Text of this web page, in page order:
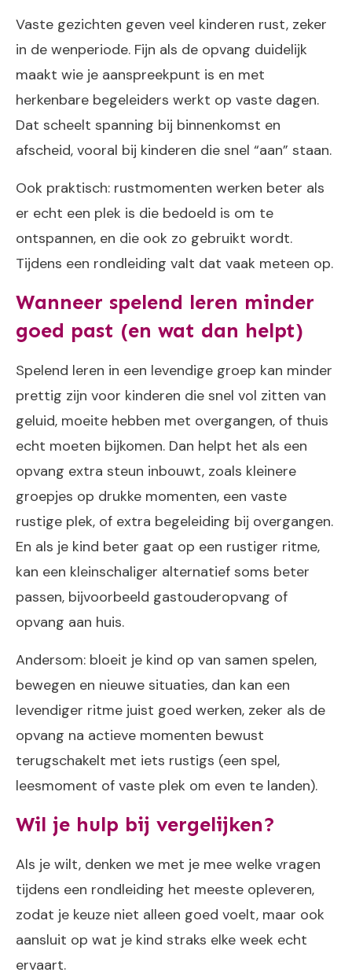
Vaste gezichten geven veel kinderen rust, zeker
in de wenperiode. Fijn als de opvang duidelijk
maakt wie je aanspreekpunt is en met
herkenbare begeleiders werkt op vaste dagen.
Dat scheelt spanning bij binnenkomst en
afscheid, vooral bij kinderen die snel “aan” staan.
Ook praktisch: rustmomenten werken beter als
er echt een plek is die bedoeld is om te
ontspannen, en die ook zo gebruikt wordt.
Tijdens een rondleiding valt dat vaak meteen op.
Wanneer spelend leren minder
goed past (en wat dan helpt)
Spelend leren in een levendige groep kan minder
prettig zijn voor kinderen die snel vol zitten van
geluid, moeite hebben met overgangen, of thuis
echt moeten bijkomen. Dan helpt het als een
opvang extra steun inbouwt, zoals kleinere
groepjes op drukke momenten, een vaste
rustige plek, of extra begeleiding bij overgangen.
En als je kind beter gaat op een rustiger ritme,
kan een kleinschaliger alternatief soms beter
passen, bijvoorbeeld gastouderopvang of
opvang aan huis.
Andersom: bloeit je kind op van samen spelen,
bewegen en nieuwe situaties, dan kan een
levendiger ritme juist goed werken, zeker als de
opvang na actieve momenten bewust
terugschakelt met iets rustigs (een spel,
leesmoment of vaste plek om even te landen).
Wil je hulp bij vergelijken?
Als je wilt, denken we met je mee welke vragen
tijdens een rondleiding het meeste opleveren,
zodat je keuze niet alleen goed voelt, maar ook
aansluit op wat je kind straks elke week echt
ervaart.